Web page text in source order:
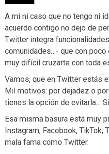
A mi ni caso que no tengo ni
acuerdo contigo no dejo de
Twitter integra
comunidades…- que con
muy difícil cruzarte con toda
Vamos, que en Twitter estás
Mil motivos: por dejadez o
tienes la opción de evitarla…
Esa misma basura está muy
Instagram, Facebook, TikTok,
mala fama como Twitter.